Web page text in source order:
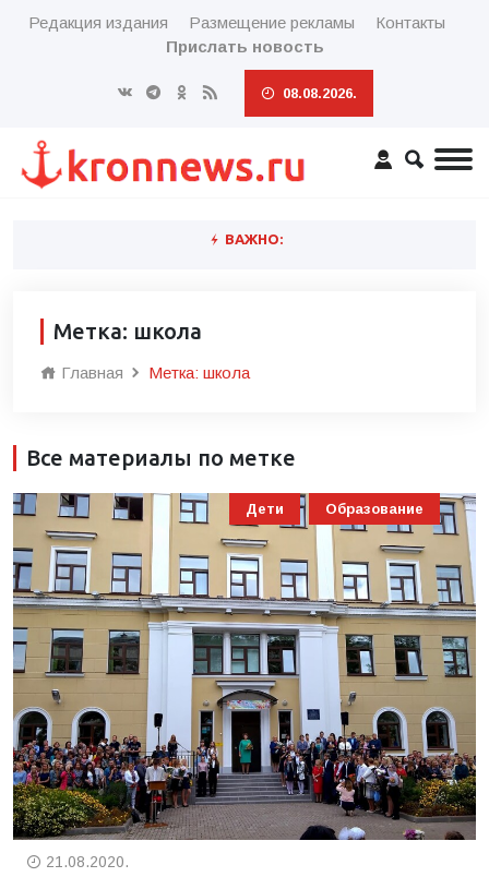
Редакция издания Размещение рекламы
Контакты
Прислать новость
08.08.2026.
ВАЖНО:
Метка: школа
Главная Метка: школа
Все материалы по метке
Дети Образование
21.08.2020.